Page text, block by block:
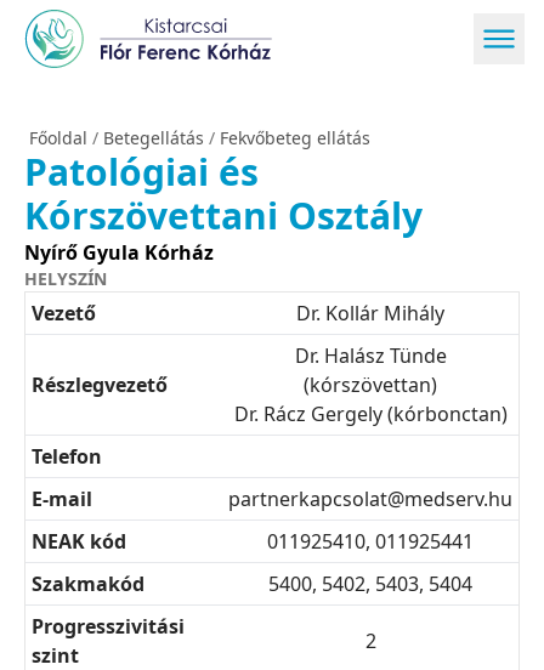
Főoldal / Betegellátás / Fekvőbeteg ellátás
Patológiai és
Kórszövettani Osztály
Nyírő Gyula Kórház
HELYSZÍN
Vezető Dr. Kollár Mihály
Részlegvezető
Dr. Halász Tünde
(kórszövettan)
Dr. Rácz Gergely (kórbonctan)
Telefon
E-mail
partnerkapcsolat@medserv.hu
NEAK kód
011925410, 011925441
Szakmakód
5400, 5402, 5403, 5404
Progresszivitási
szint
2